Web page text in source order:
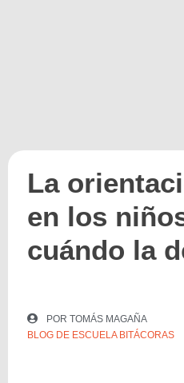
La
en los
cuándo la
POR TOMÁS MAGAÑA
BLOG DE ESCUELA BITÁCORAS